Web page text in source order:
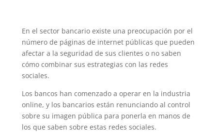
En el sector bancario existe una preocupación por el
número de páginas de internet públicas que pueden
afectar a la seguridad de sus clientes o no saben
cómo combinar sus estrategias con las redes
sociales.
Los bancos han comenzado a operar en la industria
online, y los bancarios están renunciando al control
sobre su imagen pública para ponerla en manos de
los que saben sobre estas redes sociales.